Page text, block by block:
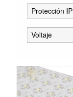
Protección IP
Voltaje